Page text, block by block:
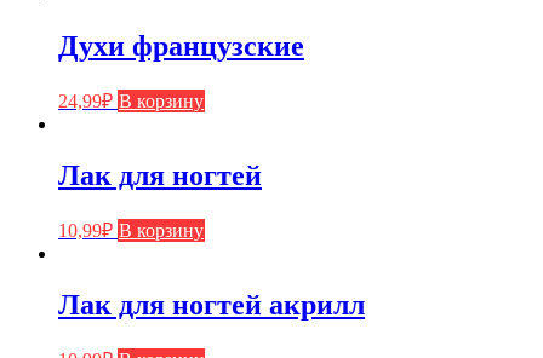
Духи французские
24,99₽ В корзину
Лак для ногтей
10,99₽ В корзину
Лак для ногтей акрилл